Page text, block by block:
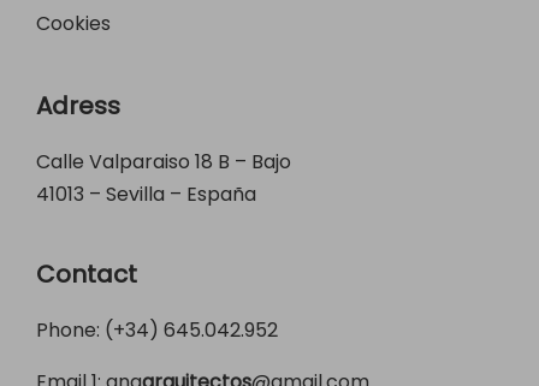
Cookies
Adress
Calle Valparaiso 18 B – Bajo
41013 – Sevilla – España
Contact
Phone: (+34) 645.042.952